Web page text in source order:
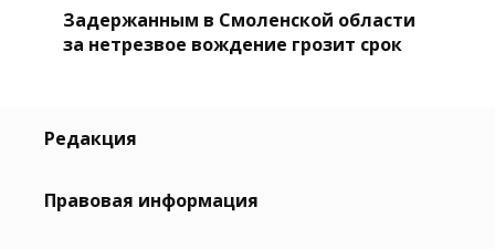
Задержанным в Смоленской области
за нетрезвое вождение грозит срок
Редакция
Правовая информация